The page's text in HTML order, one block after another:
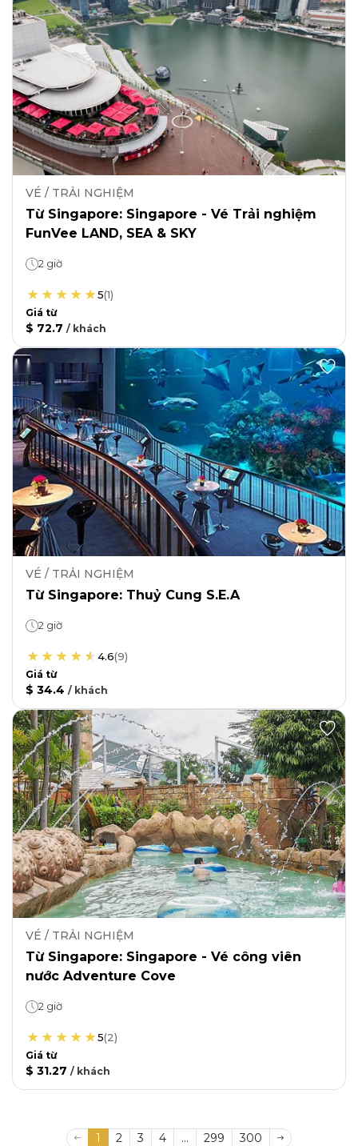
VÉ / TRẢI NGHIỆM
Từ Singapore: Singapore - Vé Trải nghiệm
FunVee LAND, SEA & SKY
2 giờ
5(1)
Giá từ
$ 72.7 / khách
VÉ / TRẢI NGHIỆM
Từ Singapore: Thuỷ Cung S.E.A
2 giờ
4.6(9)
Giá từ
$ 34.4 / khách
VÉ / TRẢI NGHIỆM
Từ Singapore: Singapore - Vé công viên
nước Adventure Cove
2 giờ
5(2)
Giá từ
$ 31.27 / khách
1 2 3 4 ... 299 300